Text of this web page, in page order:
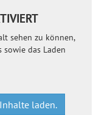
sehen zu können,
sowie das Laden
laden.